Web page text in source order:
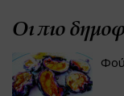
Οι πιο